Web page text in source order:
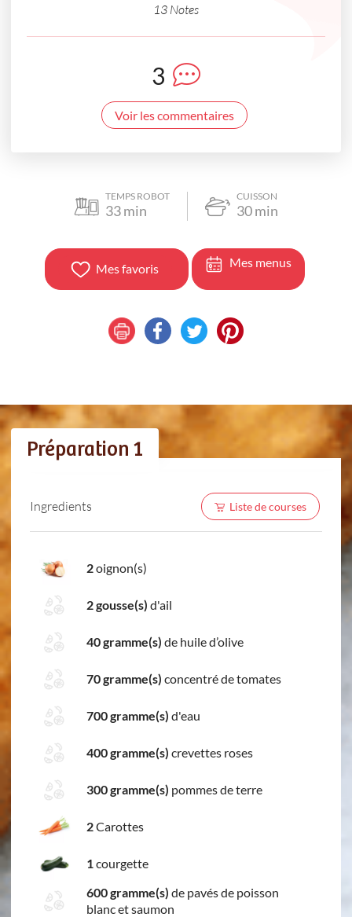
13 Notes
3
Voir les commentaires
TEMPS ROBOT
33min
CUISSON
30min
Mes favoris Mes menus
Préparation 1
Ingredients Liste de courses
2oignon(s)
2 gousse(s) d'ail
40 gramme(s) de huile d’olive
70 gramme(s) concentré de tomates
700 gramme(s) d'eau
400 gramme(s) crevettes roses
300 gramme(s) pommes de terre
2Carottes
1courgette
600 gramme(s) de pavés de poisson
blanc et saumon